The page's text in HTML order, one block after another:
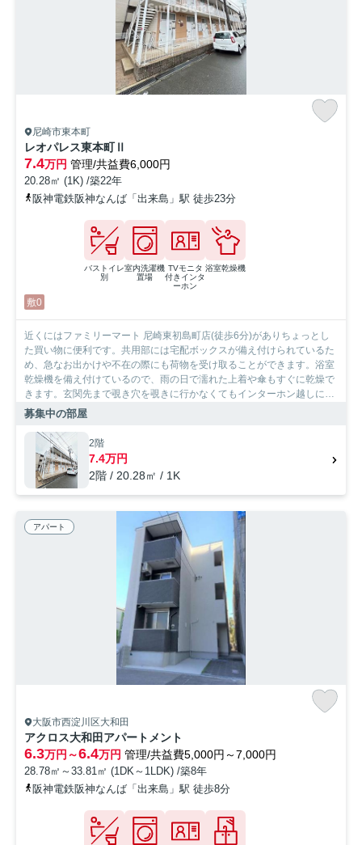
尼崎市東本町
レオパレス東本町Ⅱ
7.4万円 管理/共益費6,000円
20.28㎡ (1K) /築22年
阪神電鉄阪神なんば「出来島」駅 徒歩23分
バストイレ
別
室内洗濯機
置場
TVモニタ
付きインタ
ーホン
浴室乾燥機
敷0
近くにはファミリーマート 尼崎東初島町店(徒歩6分)がありちょっとし
た買い物に便利です。共用部には宅配ボックスが備え付けられているた
め、急なお出かけや不在の際にも荷物を受け取ることができます。浴室
乾燥機を備え付けているので、雨の日で濡れた上着や傘もすぐに乾燥で
きます。玄関先まで覗き穴を覗きに行かなくてもインターホン越しに誰
が来たのかを確認できるので防犯対策につながります。尼崎市エリアや
します。まずは当社へご連絡をお待ちしております。
募集中の部屋
2階
7.4万円
2階 / 20.28㎡ / 1K
アパート
大阪市西淀川区大和田
アクロス大和田アパートメント
6.3万円～6.4万円 管理/共益費5,000円～7,000円
28.78㎡～33.81㎡ (1DK～1LDK) /築8年
阪神電鉄阪神なんば「出来島」駅 徒歩8分